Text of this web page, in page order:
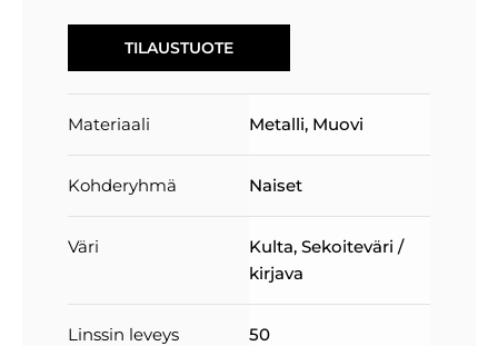
TILAUSTUOTE
Materiaali Metalli, Muovi
Kohderyhmä Naiset
Väri Kulta, Sekoiteväri /
kirjava
Linssin leveys 50